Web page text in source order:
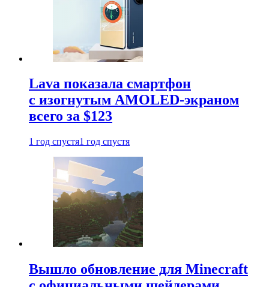
Lava показала смартфон
с изогнутым AMOLED-экраном
всего за $123
1 год спустя1 год спустя
Вышло обновление для Minecraft